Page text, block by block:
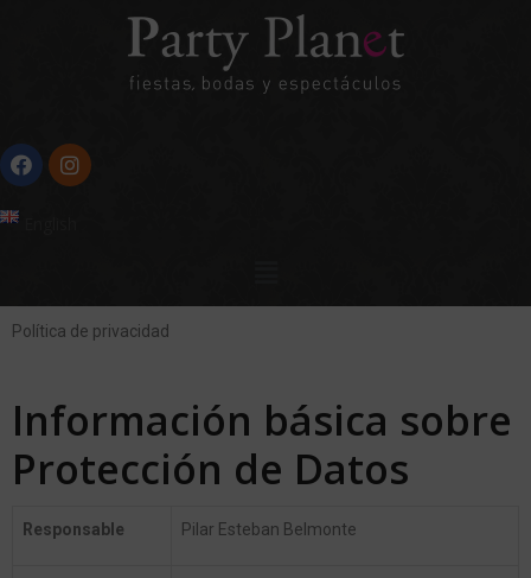
Política de privacidad
Información básica sobre
Protección de Datos
Responsable Pilar Esteban Belmonte